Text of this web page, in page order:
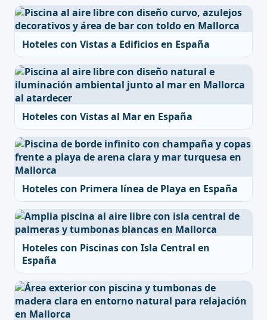
Hoteles con Vistas a Edificios en España
Hoteles con Vistas al Mar en España
Hoteles con Primera línea de Playa en España
Hoteles con Piscinas con Isla Central en
España